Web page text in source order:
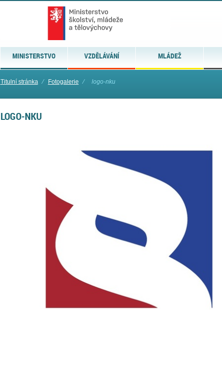
MINISTERSTVO VZDĚLÁVÁNÍ MLÁDEŽ
Titulní stránka ⁄ Fotogalerie ⁄ logo-nku
LOGO-NKU